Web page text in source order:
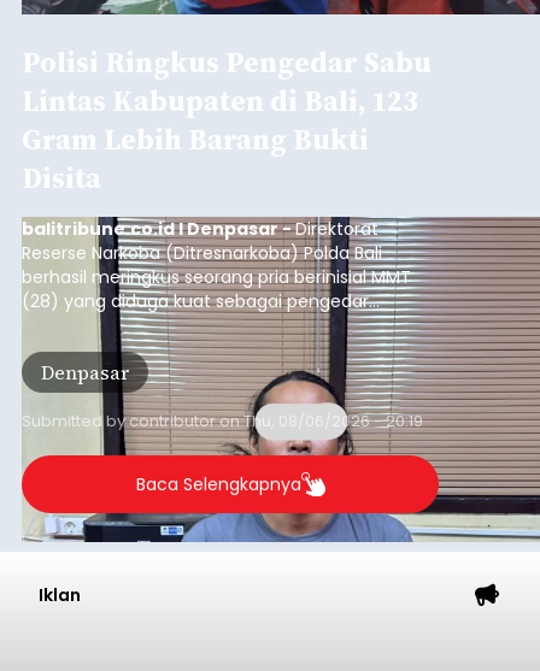
Polisi Ringkus Pengedar Sabu
Lintas Kabupaten di Bali, 123
Gram Lebih Barang Bukti
Disita
balitribune.co.id I Denpasar -Direktorat
Reserse Narkoba (Ditresnarkoba) Polda Bali
berhasil meringkus seorang pria berinisial MMT
(28) yang diduga kuat sebagai pengedar
narkotika jenis sabu. Penangkapan ini dilakukan di
dua lokasi berbeda di wilayah Denpasar dan
Badung pada Selasa (4/8/2026) malam.
Denpasar
Submitted bycontributoronThu, 08/06/2026 - 20:19
Baca Selengkapnya
Iklan